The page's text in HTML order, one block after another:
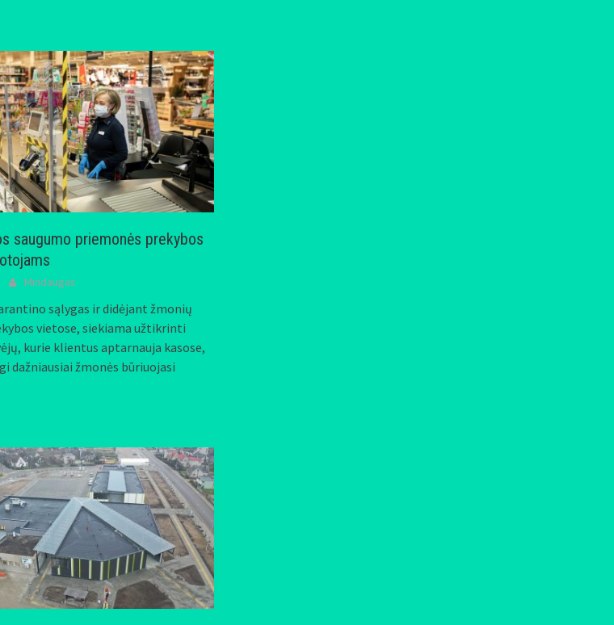
saugumo priemonės prekybos
Mindaugas
sąlygas ir didėjant žmonių
vietose, siekiama užtikrinti
kurie klientus aptarnauja kasose,
dažniausiai žmonės būriuojasi